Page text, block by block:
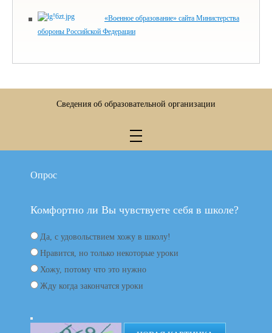
«Военное образование» сайта Министерства
обороны Российской Федерации
Сведения об образовательной организации
Опрос
Комфортно ли Вы чувствуете себя в школе?
Да, с удовольствием хожу в школу!
Нравится, но только некоторые уроки
Хожу, потому что это нужно
Жду когда закончатся уроки